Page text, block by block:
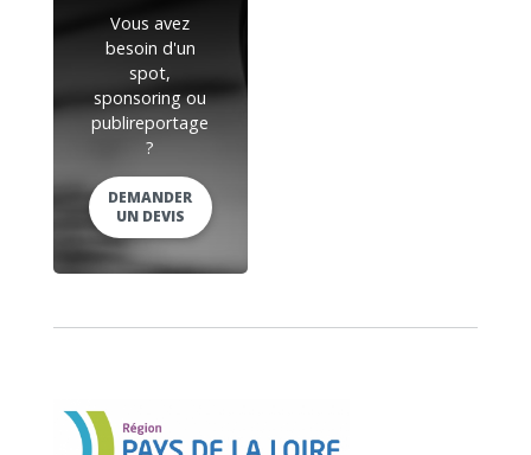
Vous avez
besoin d'un
spot,
sponsoring ou
publireportage
?
DEMANDER
UN DEVIS